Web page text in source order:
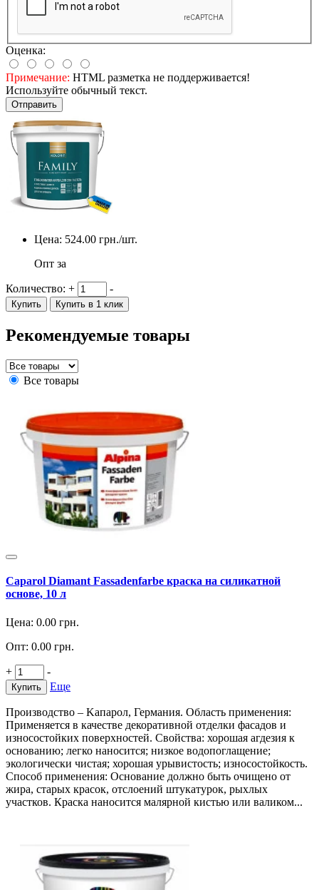
Оценка:
Примечание: HTML разметка не поддерживается!
Используйте обычный текст.
Отправить
Цена: 524.00 грн./шт.
Опт за
Количество: + -
Купить Купить в 1 клик
Рекомендуемые товары
Все товары
Caparol Diamant Fassadenfarbe краска на силикатной
основе, 10 л
Цена: 0.00 грн.
Опт: 0.00 грн.
+ -
Купить Еще
Производство – Kапарол, Германия. Область применения:
Применяется в качестве декоративной отделки фасадов и
износостойких поверхностей. Свойства: хорошая агдезия к
основанию; легко наносится; низкое водопоглащение;
экологически чистая; хорошая урывистость; износостойкость.
Способ применения: Основание должно быть очищено от
жира, старых красок, отслоений штукатурок, рыхлых
участков. Краска наносится малярной кистью или валиком...